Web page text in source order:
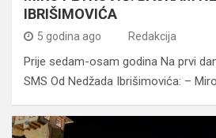
IBRIŠIMOVIĆA
5 godina ago Redakcija
Prije sedam-osam godina Na prvi
SMS Od Nedžada Ibrišimovića: –